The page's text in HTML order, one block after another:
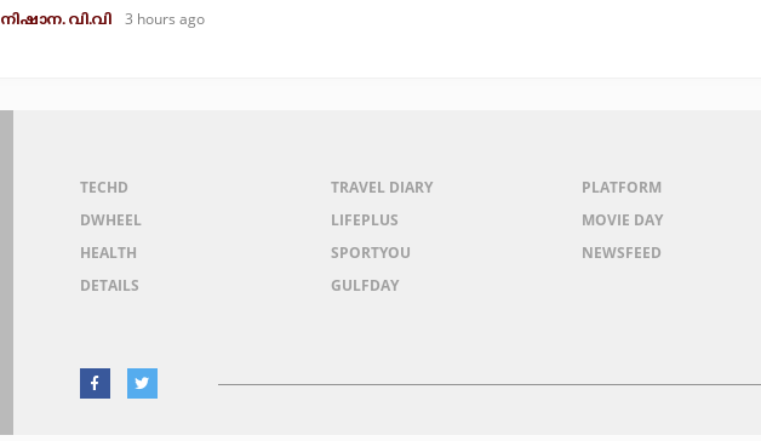
നിഷാന. വി.വി 3 hours ago
TECHD
DWHEEL
HEALTH
DETAILS
TRAVEL DIARY
LIFEPLUS
SPORTYOU
GULFDAY
PLATFORM
MOVIE DAY
NEWSFEED